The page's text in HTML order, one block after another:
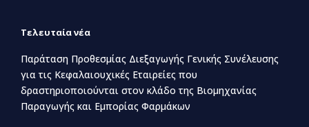
Τελευταία νέα
Παράταση Προθεσμίας Διεξαγωγής Γενικής Συνέλευσης
για τις Κεφαλαιουχικές Εταιρείες που
δραστηριοποιούνται στον κλάδο της Βιομηχανίας
Παραγωγής και Εμπορίας Φαρμάκων